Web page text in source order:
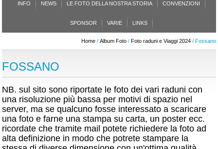
INFO NEWS LE FOTO DELLA NOSTRA STORIA CONVENZIONI
SPONSOR VARIE LINKS
Home/ Album Foto/ Foto raduni e Viaggi 2024/ Fossano
FOSSANO
NB. sul sito sono riportate le foto dei vari raduni con
una risoluzione più bassa per motivi di spazio nel
server, ma se qualcuno fosse interessato a scaricare
una foto e farne una stampa su carta, un poster ecc.
ricordate che tramite mail potete richiedere la foto ad
alta definizione in modo che potrete stampare la